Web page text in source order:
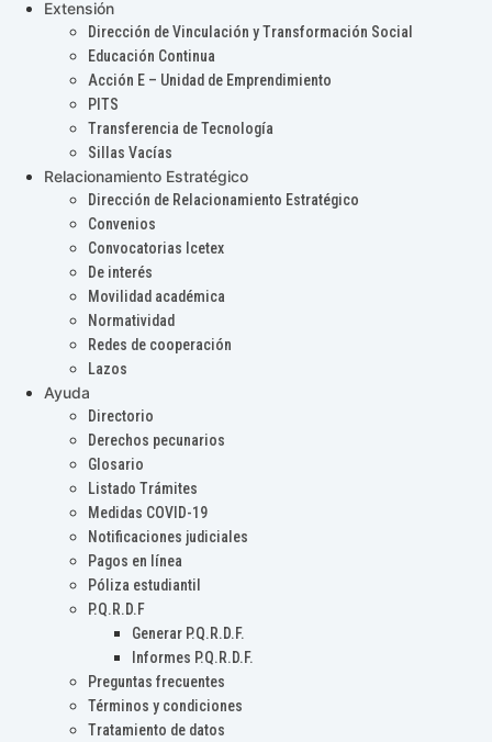
Extensión
Dirección de Vinculación y Transformación Social
Educación Continua
Acción E – Unidad de Emprendimiento
PITS
Transferencia de Tecnología
Sillas Vacías
Relacionamiento Estratégico
Dirección de Relacionamiento Estratégico
Convenios
Convocatorias Icetex
De interés
Movilidad académica
Normatividad
Redes de cooperación
Lazos
Ayuda
Directorio
Derechos pecunarios
Glosario
Listado Trámites
Medidas COVID-19
Notificaciones judiciales
Pagos en línea
Póliza estudiantil
P.Q.R.D.F
Generar P.Q.R.D.F.
Informes P.Q.R.D.F.
Preguntas frecuentes
Términos y condiciones
Tratamiento de datos